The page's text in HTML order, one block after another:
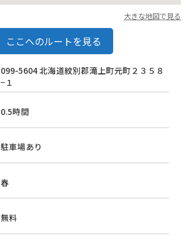
大きな地図で見る
ここへのルートを見る
099-5604 北海道紋別郡滝上町元町２３５８
−１
0.5時間
駐車場あり
春
無料